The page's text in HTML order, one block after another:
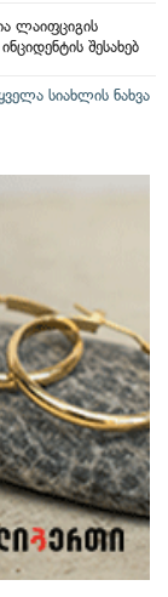
ლაიფციგის
შესახებ
სიახლის ნახვა